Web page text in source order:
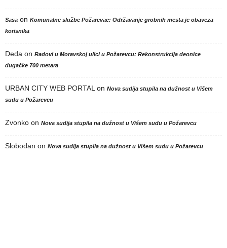
Sasa on Komunalne službe Požarevac: Održavanje grobnih mesta je obaveza
korisnika
Deda on Radovi u Moravskoj ulici u Požarevcu: Rekonstrukcija deonice
dugačke 700 metara
URBAN CITY WEB PORTAL on Nova sudija stupila na dužnost u Višem
sudu u Požarevcu
Zvonko on Nova sudija stupila na dužnost u Višem sudu u Požarevcu
Slobodan on Nova sudija stupila na dužnost u Višem sudu u Požarevcu